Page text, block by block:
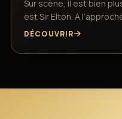
Sur scène, il est bien
est Sir Elton. A
DÉCOUVRIR